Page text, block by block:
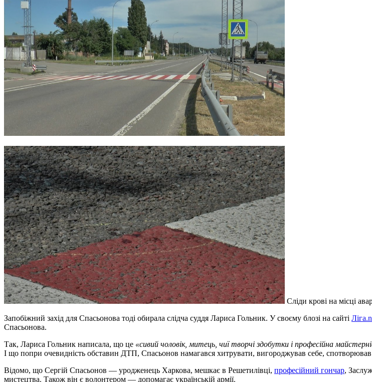
Сліди крові на місці
Запобіжний захід для Спасьонова тоді обирала слідча суддя Лариса Гольник. У своєму блозі на сайті
Спасьонова.
Так, Лариса Гольник написала, що це «сивий чоловік, митець, чиї творчі здобутки і професійна
І що попри очевидність обставин ДТП, Спасьонов намагався хитрувати, вигороджував себе,
Відомо, що Сергій Спасьонов — уродженець Харкова, мешкає в Решетилівці, професійний гончар,
мистецтва. Також він є волонтером — допомагає українській армії.